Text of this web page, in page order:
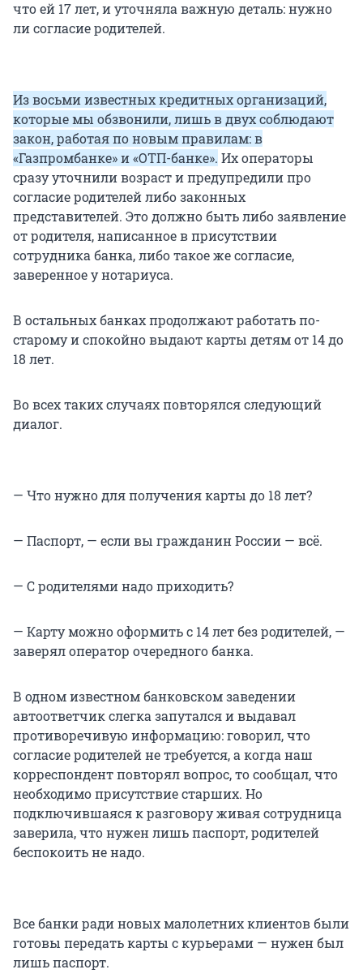
что ей 17 лет, и уточняла важную деталь: нужно
ли согласие родителей.
Из восьми известных кредитных организаций,
которые мы обзвонили, лишь в двух соблюдают
закон, работая по новым правилам: в
«Газпромбанке» и «ОТП-банке». Их операторы
сразу уточнили возраст и предупредили про
согласие родителей либо законных
представителей. Это должно быть либо заявление
от родителя, написанное в присутствии
сотрудника банка, либо такое же согласие,
заверенное у нотариуса.
В остальных банках продолжают работать по-
старому и спокойно выдают карты детям от 14 до
18 лет.
Во всех таких случаях повторялся следующий
диалог.
— Что нужно для получения карты до 18 лет?
— Паспорт, — если вы гражданин России — всё.
— С родителями надо приходить?
— Карту можно оформить с 14 лет без родителей, —
заверял оператор очередного банка.
В одном известном банковском заведении
автоответчик слегка запутался и выдавал
противоречивую информацию: говорил, что
согласие родителей не требуется, а когда наш
корреспондент повторял вопрос, то сообщал, что
необходимо присутствие старших. Но
подключившаяся к разговору живая сотрудница
заверила, что нужен лишь паспорт, родителей
беспокоить не надо.
Все банки ради новых малолетних клиентов были
готовы передать карты с курьерами — нужен был
лишь паспорт.